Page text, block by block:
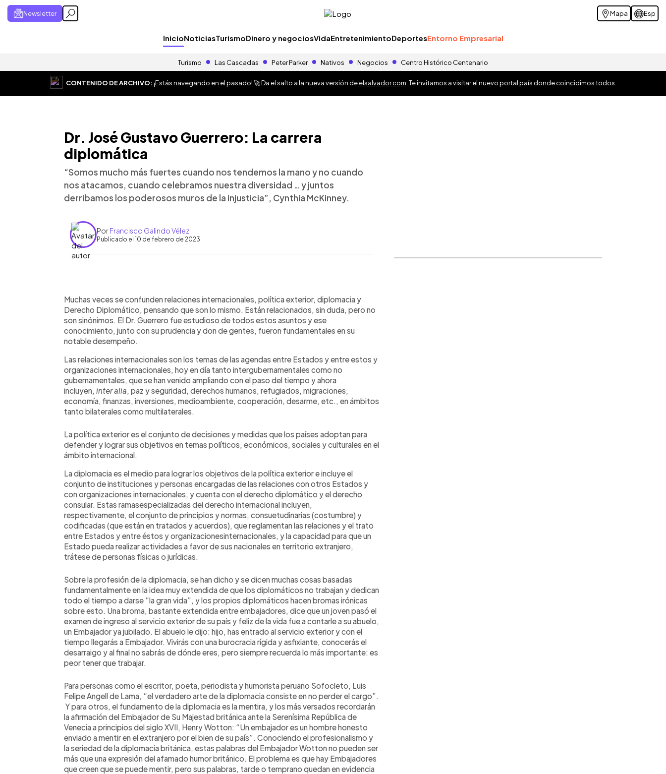
Newsletter Mapa Esp
InicioNoticiasTurismoDinero y negociosVidaEntretenimientoDeportesEntorno Empresarial
Turismo Las Cascadas Peter Parker Nativos Negocios Centro Histórico Centenario
CONTENIDO DE ARCHIVO:¡Estás navegando en el pasado! 🚀 Da el salto a la nueva versión deelsalvador.com . Te invitamos a visitar el nuevo portal país donde coincidimos todos.
Dr. José Gustavo Guerrero: La carrera
diplomática
“Somos mucho más fuertes cuando nos tendemos la mano y no cuando
nos atacamos, cuando celebramos nuestra diversidad … y juntos
derribamos los poderosos muros de la injusticia”, Cynthia McKinney.
PorFrancisco Galindo Vélez
Publicado el 10 de febrero de 2023
Escuchar artículo
Muchas veces se confunden relaciones internacionales, política exterior, diplomacia y
Derecho Diplomático, pensando que son lo mismo. Están relacionados, sin duda, pero no
son sinónimos. El Dr. Guerrero fue estudioso de todos estos asuntos y ese
conocimiento, junto con su prudencia y don de gentes, fueron fundamentales en su
notable desempeño.
Las relaciones internacionales son los temas de las agendas entre Estados y entre estos y
organizaciones internacionales, hoy en día tanto intergubernamentales como no
gubernamentales, que se han venido ampliando con el paso del tiempo y ahora
incluyen, interalia, paz y seguridad, derechos humanos, refugiados, migraciones,
economía, finanzas, inversiones, medioambiente, cooperación, desarme, etc., en ámbitos
tanto bilaterales como multilaterales.
La política exterior es el conjunto de decisiones y medidas que los países adoptan para
defender y lograr sus objetivos en temas políticos, económicos, sociales y culturales en el
ámbito internacional.
La diplomacia es el medio para lograr los objetivos de la política exterior e incluye el
conjunto de instituciones y personas encargadas de las relaciones con otros Estados y
con organizaciones internacionales, y cuenta con el derecho diplomático y el derecho
consular. Estas ramasespecializadas del derecho internacional incluyen,
respectivamente, el conjunto de principios y normas, consuetudinarias (costumbre) y
codificadas (que están en tratados y acuerdos), que reglamentan las relaciones y el trato
entre Estados y entre éstos y organizacionesinternacionales, y la capacidad para que un
Estado pueda realizar actividades a favor de sus nacionales en territorio extranjero,
trátese de personas físicas o jurídicas.
Sobre la profesión de la diplomacia, se han dicho y se dicen muchas cosas basadas
fundamentalmente en la idea muy extendida de que los diplomáticos no trabajan y dedican
todo el tiempo a darse “la gran vida”, y los propios diplomáticos hacen bromas irónicas
sobre esto. Una broma, bastante extendida entre embajadores, dice que un joven pasó el
examen de ingreso al servicio exterior de su país y feliz de la vida fue a contarle a su abuelo,
un Embajador ya jubilado. El abuelo le dijo: hijo, has entrado al servicio exterior y con el
tiempo llegarás a Embajador. Vivirás con una burocracia rígida y asfixiante, conocerás el
desarraigo y al final no sabrás de dónde eres, pero siempre recuerda lo más importante: es
peor tener que trabajar.
Para personas como el escritor, poeta, periodista y humorista peruano Sofocleto, Luis
Felipe Angell de Lama, “el verdadero arte de la diplomacia consiste en no perder el cargo”.
Y para otros, el fundamento de la diplomacia es la mentira, y los más versados recordarán
la afirmación del Embajador de Su Majestad británica ante la Serenísima República de
Venecia a principios del siglo XVII, Henry Wotton: “Un embajador es un hombre honesto
enviado a mentir en el extranjero por el bien de su país”. Conociendo el profesionalismo y
la seriedad de la diplomacia británica, estas palabras del Embajador Wotton no pueden ser
más que una expresión del afamado humor británico. El problema es que hay Embajadores
que creen que se puede mentir, pero sus palabras, tarde o temprano quedan en evidencia